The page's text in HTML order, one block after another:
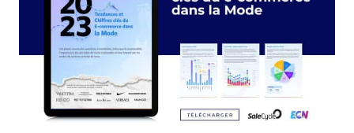
E-
COMMERCE
DU
SECTEUR
LA
MODE